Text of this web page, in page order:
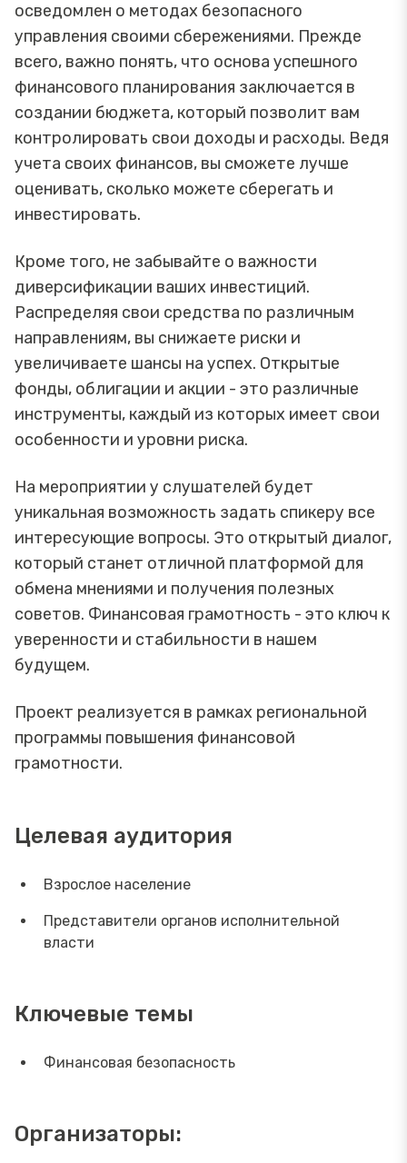
осведомлен о методах безопасного
управления своими сбережениями. Прежде
всего, важно понять, что основа успешного
финансового планирования заключается в
создании бюджета, который позволит вам
контролировать свои доходы и расходы. Ведя
учета своих финансов, вы сможете лучше
оценивать, сколько можете сберегать и
инвестировать.
Кроме того, не забывайте о важности
диверсификации ваших инвестиций.
Распределяя свои средства по различным
направлениям, вы снижаете риски и
увеличиваете шансы на успех. Открытые
фонды, облигации и акции - это различные
инструменты, каждый из которых имеет свои
особенности и уровни риска.
На мероприятии у слушателей будет
уникальная возможность задать спикеру все
интересующие вопросы. Это открытый диалог,
который станет отличной платформой для
обмена мнениями и получения полезных
советов. Финансовая грамотность - это ключ к
уверенности и стабильности в нашем
будущем.
Проект реализуется в рамках региональной
программы повышения финансовой
грамотности.
Целевая аудитория
Взрослое население
Представители органов исполнительной
власти
Ключевые темы
Финансовая безопасность
Организаторы: